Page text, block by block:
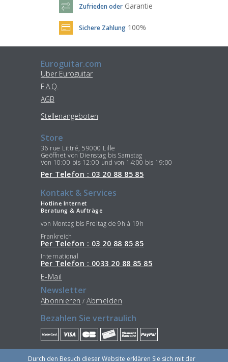
Zufrieden oder Garantie
Sichere Zahlung 100%
Euroguitar.com
Uber Euroguitar
F.A.Q.
AGB
Stellenangeboten
Store
36 rue Littré, 59000 Lille
Geöffnet von Dienstag bis Samstag
Von 10:00 bis 12:00 und von 14:00 bis 19:00
Per Telefon : 03 20 88 85 85
Kontakt & Services
Hotline Internet
Beratung & Aufträge
von Montag bis Freitag de 9h à 19h
Frankreich
Per Telefon : 03 20 88 85 85
International
Per Telefon : 0033 20 88 85 85
E-Mail
Newsletter
Abonnieren /Abmelden
Bezahlen Sie vertraulich
Bleiben Sie im Verbindung
Durch den Besuch dieser Website erklären Sie sich mit der